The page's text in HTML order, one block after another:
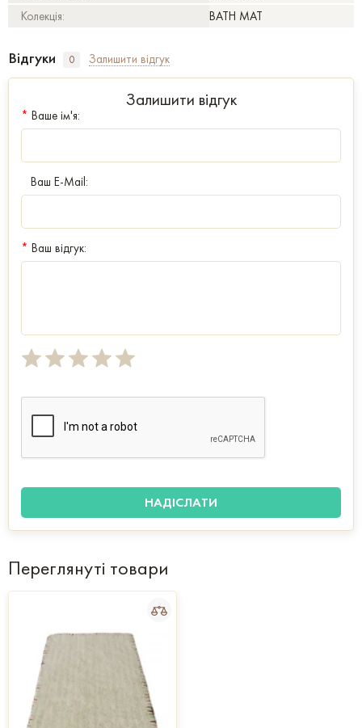
Колекція:
BATH MAT
Відгуки 0 Залишити відгук
Залишити відгук
* Ваше ім'я:
Ваш E-Mail:
* Ваш відгук:
Переглянуті товари